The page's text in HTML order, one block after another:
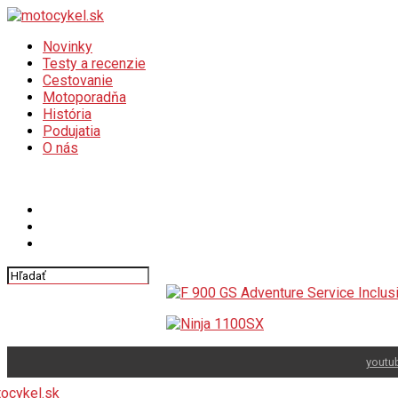
Novinky
Testy a recenzie
Cestovanie
Motoporadňa
História
Podujatia
O nás